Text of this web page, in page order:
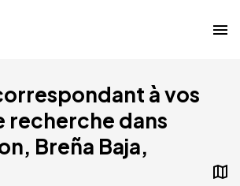
à vos
recherche dans
Breña Baja,